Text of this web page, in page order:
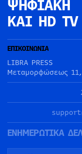
ΨΗΦΙΑΚΗ
ΚΑΙ HD TV
ΕΠΙΚΟΙΝΩΝΙΑ
LIBRA PRESS
Μεταμορφώσεως
ΕΝΗΜΕΡΩΤΙΚΑ